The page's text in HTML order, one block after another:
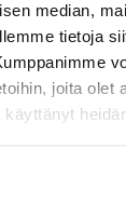
median,
tietoja
joita olet